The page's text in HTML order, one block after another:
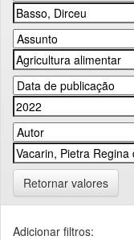
Retornar valores
Adicionar filtros: